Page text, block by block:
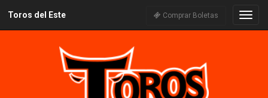
Toros del Este Comprar Boletas